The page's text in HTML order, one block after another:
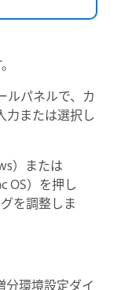
ルパネルで、カ
力または選択し
）または
OS）を押し
を調整しま
分環境設定ダイ